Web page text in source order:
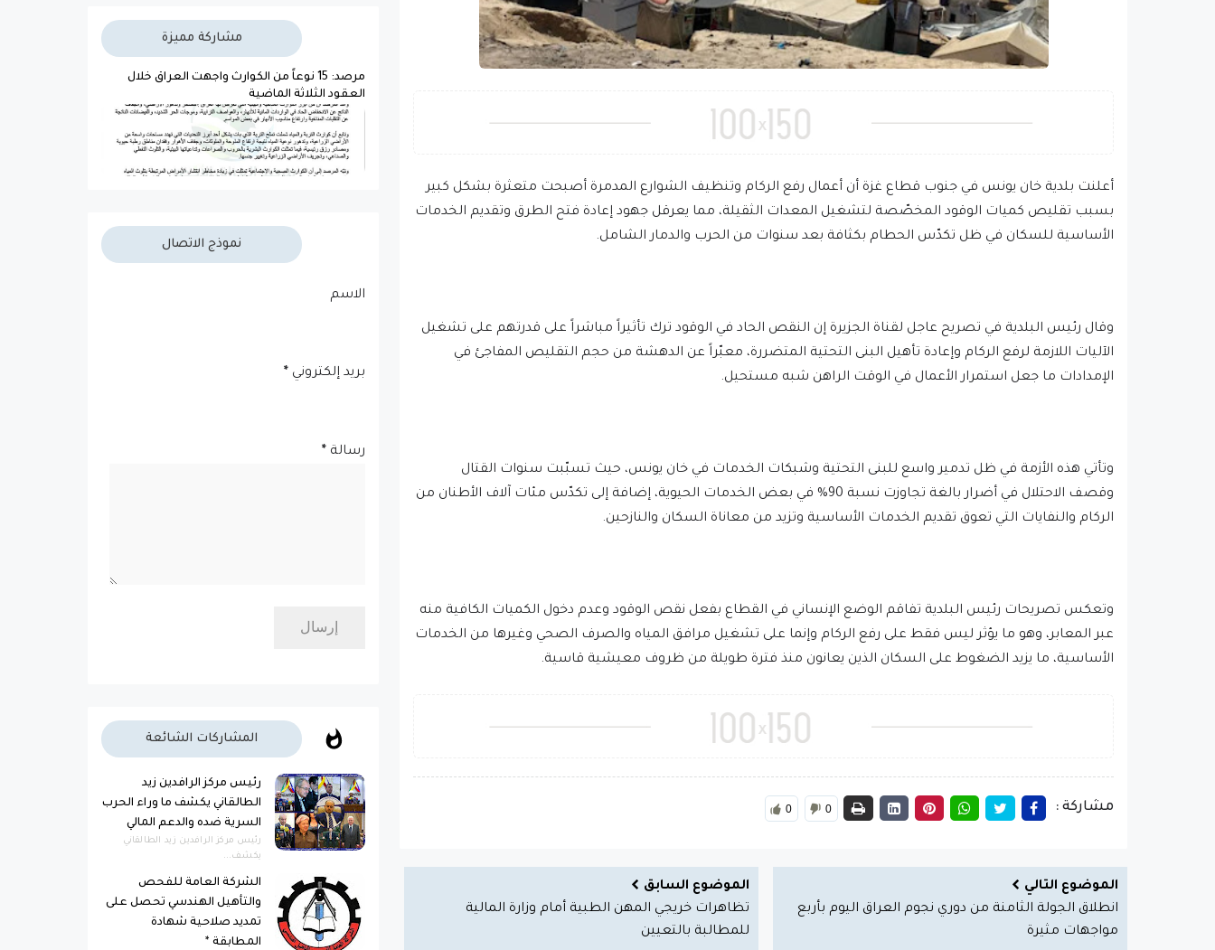
أعلنت بلدية خان يونس في جنوب قطاع غزة أن أعمال رفع الركام وتنظيف الشوارع المدمرة أصبحت متعثرة بشكل كبير
بسبب تقليص كميات الوقود المخصّصة لتشغيل المعدات الثقيلة، مما يعرقل جهود إعادة فتح الطرق وتقديم الخدمات
الأساسية للسكان في ظل تكدّس الحطام بكثافة بعد سنوات من الحرب والدمار الشامل.
وقال رئيس البلدية في تصريح عاجل لقناة الجزيرة إن النقص الحاد في الوقود ترك تأثيراً مباشراً على قدرتهم على تشغيل
الآليات اللازمة لرفع الركام وإعادة تأهيل البنى التحتية المتضررة، معبّراً عن الدهشة من حجم التقليص المفاجئ في
الإمدادات ما جعل استمرار الأعمال في الوقت الراهن شبه مستحيل.
وتأتي هذه الأزمة في ظل تدمير واسع للبنى التحتية وشبكات الخدمات في خان يونس، حيث تسبّبت سنوات القتال
وقصف الاحتلال في أضرار بالغة تجاوزت نسبة 90% في بعض الخدمات الحيوية، إضافة إلى تكدّس مئات آلاف الأطنان من
الركام والنفايات التي تعوق تقديم الخدمات الأساسية وتزيد من معاناة السكان والنازحين.
وتعكس تصريحات رئيس البلدية تفاقم الوضع الإنساني في القطاع بفعل نقص الوقود وعدم دخول الكميات الكافية منه
عبر المعابر، وهو ما يؤثر ليس فقط على رفع الركام وإنما على تشغيل مرافق المياه والصرف الصحي وغيرها من الخدمات
الأساسية، ما يزيد الضغوط على السكان الذين يعانون منذ فترة طويلة من ظروف معيشية قاسية.
مشاركة : 0 0
الموضوع التالي
انطلاق الجولة الثامنة من دوري نجوم العراق اليوم بأربع
مواجهات مثيرة
الموضوع السابق
تظاهرات خريجي المهن الطبية أمام وزارة المالية
للمطالبة بالتعيين
مشاركة مميزة
مرصد: 15 نوعاً من الكوارث واجهت العراق خلال
العقود الثلاثة الماضية
نموذج الاتصال
الاسم
بريد إلكتروني *
رسالة *
المشاركات الشائعة
رئيس مركز الرافدين زيد
الطالقاني يكشف ما وراء الحرب
السرية ضده والدعم المالي
رئيس مركز الرافدين زيد الطالقاني
يكشف...
الشركة العامة للفحص
والتأهيل الهندسي تحصل على
تمديد صلاحية شهادة
المطابقة *